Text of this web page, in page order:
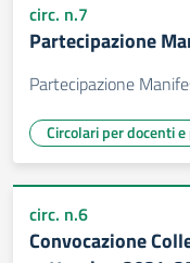
circ. n.7
Partecipazione
Partecipazione
Circolari per docenti e
circ. n.6
Convocazione